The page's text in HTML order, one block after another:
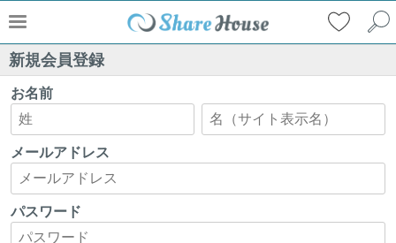
新規会員登録
お名前
メールアドレス
パスワード